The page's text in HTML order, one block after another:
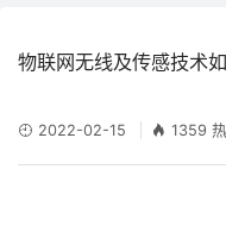
物联网无线及传感技术
2022-02-15 1359